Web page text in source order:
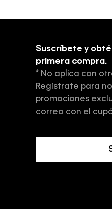
Suscríbete y
primera compra.
* No aplica con
Regístrate para
promociones
correo con el